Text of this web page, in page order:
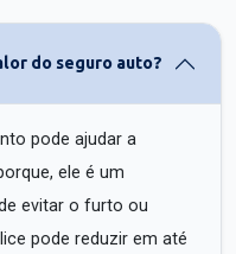
do seguro auto?
pode ajudar a
ele é um
evitar o furto ou
pode reduzir em até